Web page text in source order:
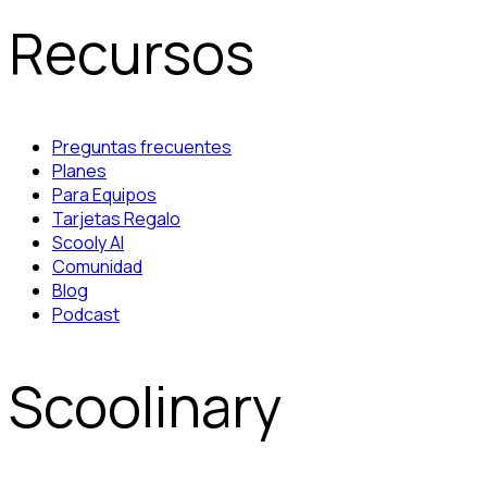
Recursos
Preguntas frecuentes
Planes
Para Equipos
Tarjetas Regalo
Scooly AI
Comunidad
Blog
Podcast
Scoolinary